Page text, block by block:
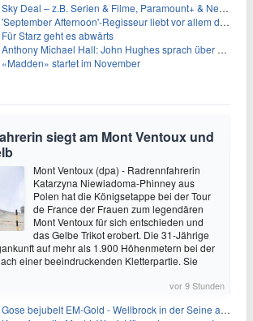
Sky Deal – z.B. Serien & Filme, Paramount+ & Netflix für 19,99€/Monat
'September Afternoon'-Regisseur liebt vor allem die 'Banalität' in seinen Filmen
Für Starz geht es abwärts
Anthony Michael Hall: John Hughes sprach über eine Fortsetzung von 'The Breakfast Club'
«Madden» startet im November
siegt am Mont Ventoux und
Mont Ventoux (dpa) - Radrennfahrerin
Katarzyna Niewiadoma-Phinney aus
Polen hat die Königsetappe bei der Tour
de France der Frauen zum legendären
Mont Ventoux für sich entschieden und
das Gelbe Trikot erobert. Die 31-Jährige
auf mehr als 1.900 Höhenmetern bei der
einer beeindruckenden Kletterpartie. Sie
vor 9 Stunden
Gose bejubelt EM-Gold - Wellbrock in der Seine ausgebremst